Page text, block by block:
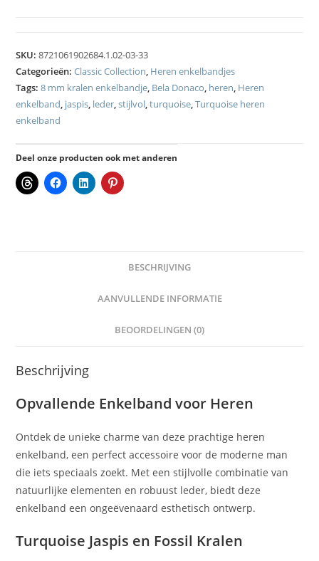
SKU:8721061902684.1.02-03-33
Categorieën:Classic Collection Heren enkelbandjes
Tags:8 mm kralen enkelbandje Bela Donaco heren Heren
enkelband jaspis leder ,stijlvol ,turquoise ,Turquoise heren
enkelband
Deel onze producten ook met anderen
BESCHRIJVING
AANVULLENDE INFORMATIE
BEOORDELINGEN (0)
Beschrijving
Opvallende Enkelband voor Heren
Ontdek de unieke charme van deze prachtige heren
enkelband, een perfect accessoire voor de moderne man
die iets speciaals zoekt. Met een stijlvolle combinatie van
natuurlijke elementen en robuust leder, biedt deze
enkelband een ongeëvenaard esthetisch ontwerp.
Turquoise Jaspis en Fossil Kralen